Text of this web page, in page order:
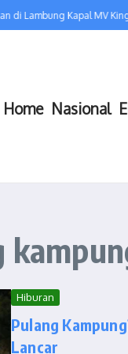
di Lambung Kapal MV King
Home Nasional
Hiburan
Pulang
Lancar